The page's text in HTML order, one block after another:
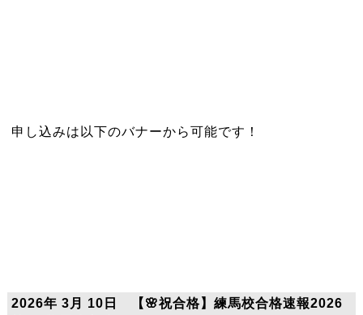
申し込みは以下のバナーから可能です！
2026年 3月 10日 【🌸祝合格】練馬校合格速報2026